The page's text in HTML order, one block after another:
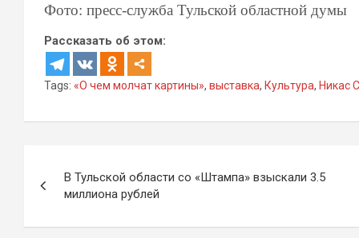
Фото: пресс-служба Тульской областной думы
Рассказать об этом:
Tags: «О чем молчат картины», выставка, Культура, Никас
по
записям
В Тульской области со «Штампа» взыскали 3.5
миллиона рублей